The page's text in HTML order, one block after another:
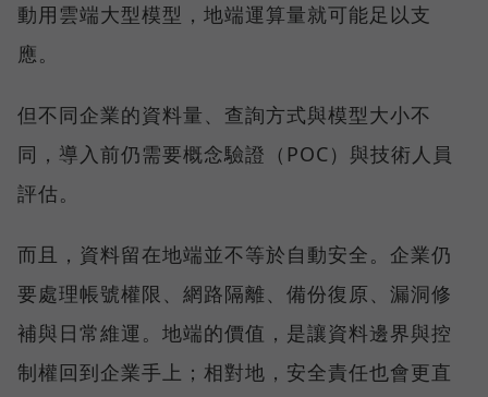
動用雲端大型模型，地端運算量就可能足以支
應。
但不同企業的資料量、查詢方式與模型大小不
同，導入前仍需要概念驗證（POC）與技術人員
評估。
而且，資料留在地端並不等於自動安全。企業仍
要處理帳號權限、網路隔離、備份復原、漏洞修
補與日常維運。地端的價值，是讓資料邊界與控
制權回到企業手上；相對地，安全責任也會更直